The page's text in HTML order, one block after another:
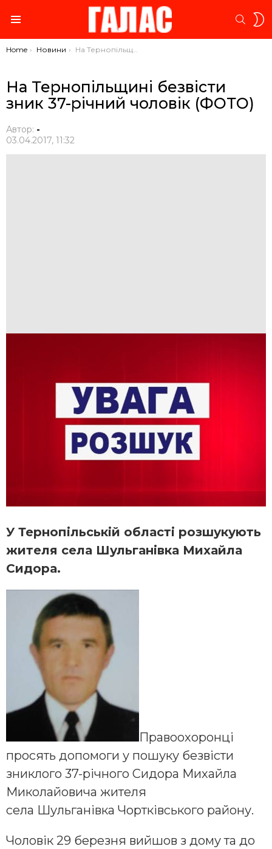
You are here:
Home Новини На Тернопільщині безвісти зник 37-річний чоловік (ФОТО)
На Тернопільщині безвісти
зник 37-річний чоловік (ФОТО)
Автор: -
03.04.2017, 11:32
У Тернопільській області розшукують
жителя села Шульганівка Михайла
Сидора.
Правоохоронці
просять допомоги у пошуку безвісти
зниклого 37-річного Сидора Михайла
Миколайовича жителя
села Шульганівка Чортківського району.
Чоловік 29 березня вийшов з дому та до